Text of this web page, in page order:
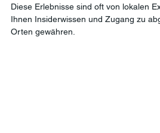
Diese Erlebnisse sind oft von lokalen
Ihnen Insiderwissen und Zugang zu
Orten gewähren.